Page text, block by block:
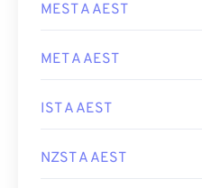
MEST A AEST
MET A AEST
IST A AEST
NZST A AEST